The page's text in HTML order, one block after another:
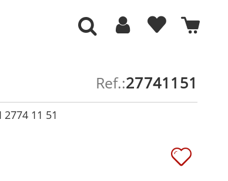
27741151
Ref.:
11 51